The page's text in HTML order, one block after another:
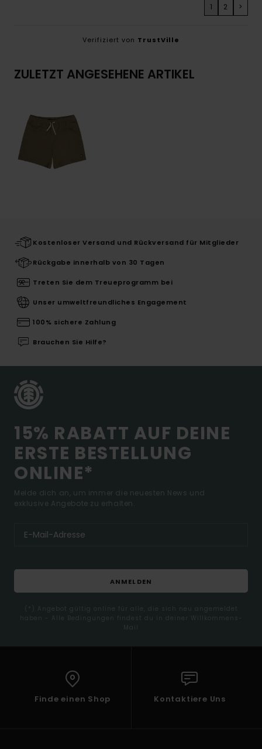
1 2 >
Verifiziert von TrustVille
ZULETZT ANGESEHENE ARTIKEL
Kostenloser Versand und Rückversand für Mitglieder
Rückgabe innerhalb von 30 Tagen
Treten Sie dem Treueprogramm bei
Unser umweltfreundliches Engagement
100% sichere Zahlung
Brauchen Sie Hilfe?
15% RABATT AUF DEINE
ERSTE BESTELLUNG
ONLINE*
Melde dich an, um immer die neuesten News und
exklusive Angebote zu erhalten.
ANMELDEN
(*) Angebot gültig online für alle, die sich neu angemeldet
haben - Alle Bedingungen findest du in deiner Willkommens-
Mail
Finde einen Shop Kontaktiere Uns